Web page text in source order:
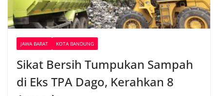
JAWA BARAT KOTA BANDUNG
Sikat Bersih Tumpukan Sampah
di Eks TPA Dago, Kerahkan 8